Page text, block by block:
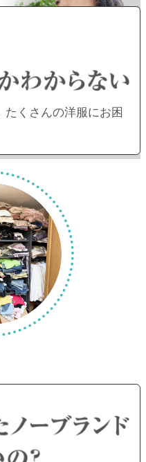
たくさんの洋服にお困